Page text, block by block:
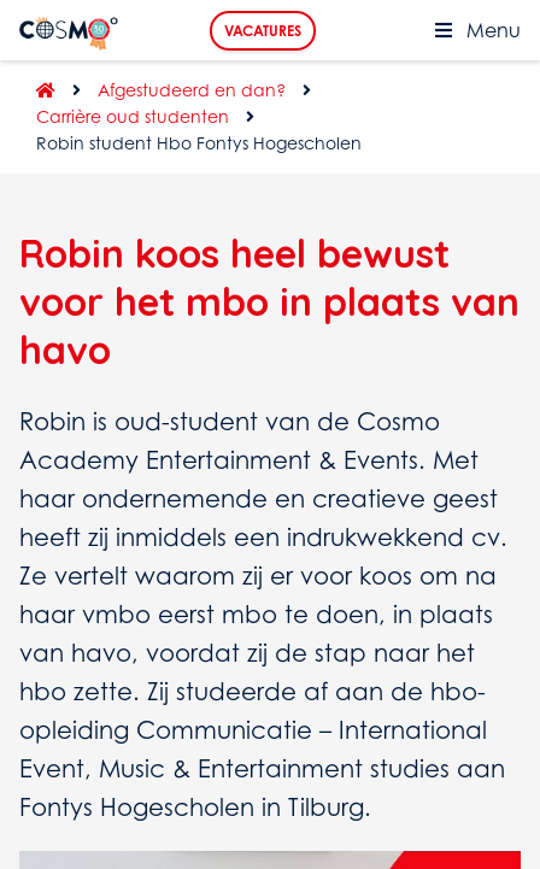
Menu
VACATURES
Afgestudeerd en dan?
Carrière oud studenten
Robin student Hbo Fontys Hogescholen
Robin koos heel bewust
voor het mbo in plaats van
havo
Robin is oud-student van de Cosmo
Academy Entertainment & Events. Met
haar ondernemende en creatieve geest
heeft zij inmiddels een indrukwekkend cv.
Ze vertelt waarom zij er voor koos om na
haar vmbo eerst mbo te doen, in plaats
van havo, voordat zij de stap naar het
hbo zette. Zij studeerde af aan de hbo-
opleiding Communicatie – International
Event, Music & Entertainment studies aan
Fontys Hogescholen in Tilburg.